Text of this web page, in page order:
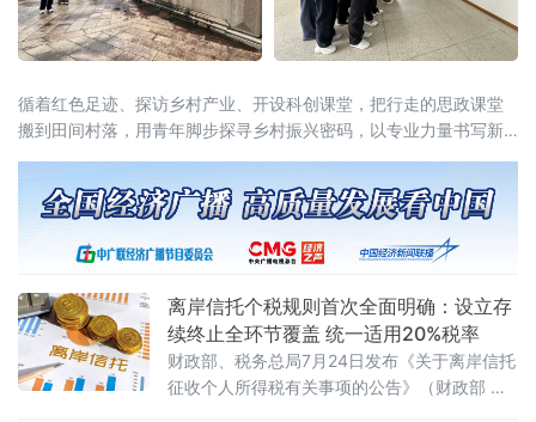
循着红色足迹、探访乡村产业、开设科创课堂，把行走的思政课堂
搬到田间村落，用青年脚步探寻乡村振兴密码，以专业力量书写新
员跟随讲解员重
离岸信托个税规则首次全面明确：设立存
续终止全环节覆盖 统一适用20%税率
财政部、税务总局7月24日发布《关于离岸信托
征收个人所得税有关事项的公告》（财政部 税